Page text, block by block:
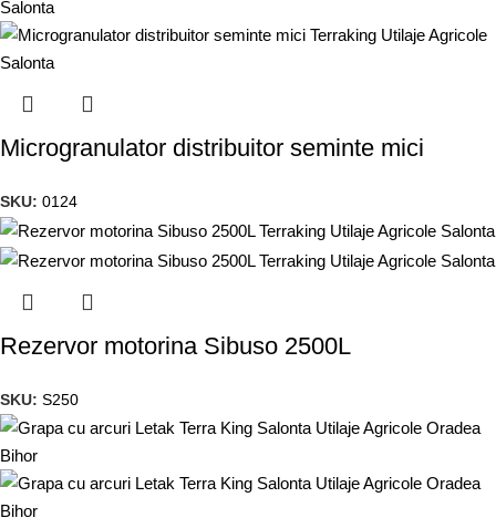
Microgranulator distribuitor seminte mici
SKU: 0124
Rezervor motorina Sibuso 2500L
SKU: S250